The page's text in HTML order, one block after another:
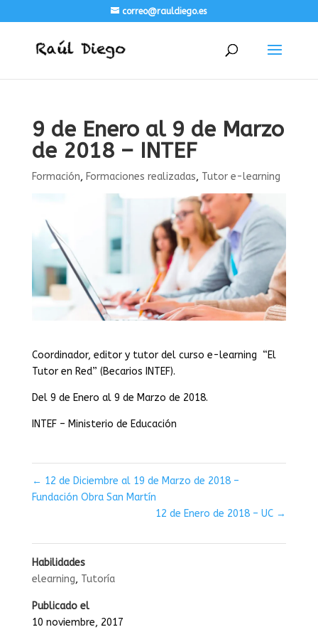
correo@rauldiego.es
9 de Enero al 9 de Marzo
de 2018 – INTEF
Formación, Formaciones realizadas, Tutor e-learning
Coordinador, editor y tutor del curso e-learning “El
Tutor en Red” (Becarios INTEF).
Del 9 de Enero al 9 de Marzo de 2018.
INTEF – Ministerio de Educación
← 12 de Diciembre al 19 de Marzo de 2018 –
Fundación Obra San Martín
12 de Enero de 2018 – UC →
Habilidades
elearning, Tutoría
Publicado el
10 noviembre, 2017